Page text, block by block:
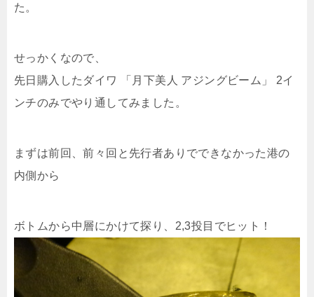
た。
せっかくなので、
先日購入したダイワ 「月下美人 アジングビーム」 2イ
ンチのみでやり通してみました。
まずは前回、前々回と先行者ありでできなかった港の
内側から
ボトムから中層にかけて探り、2,3投目でヒット！